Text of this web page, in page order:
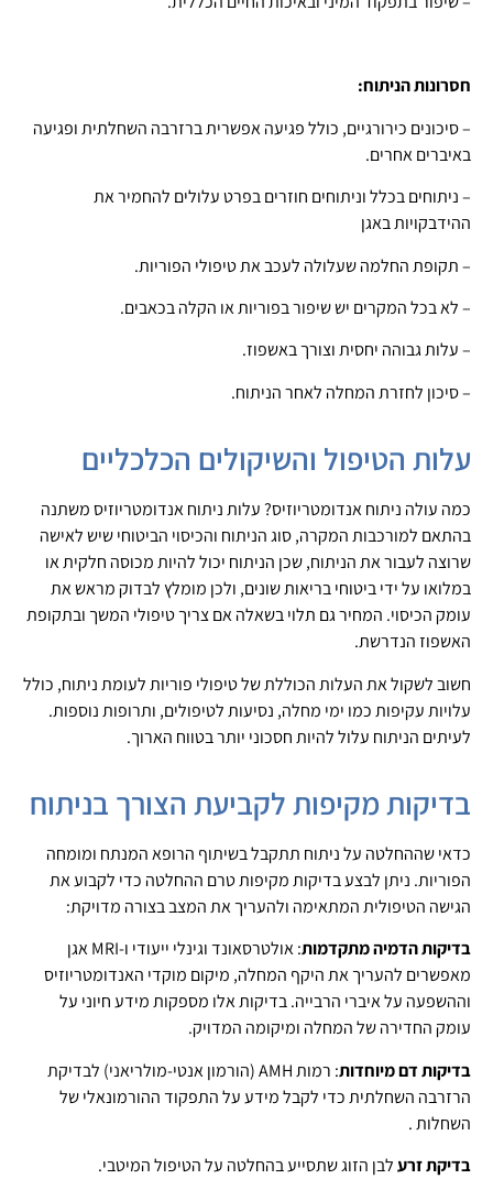
חסרונות הניתוח:
– סיכונים כירורגיים, כולל פגיעה אפשרית ברזרבה השחלתית ופגיעה
באיברים אחרים.
– ניתוחים בכלל וניתוחים חוזרים בפרט עלולים להחמיר את
ההידבקויות באגן
– תקופת החלמה שעלולה לעכב את טיפולי הפוריות.
– לא בכל המקרים יש שיפור בפוריות או הקלה בכאבים.
– עלות גבוהה יחסית וצורך באשפוז.
– סיכון לחזרת המחלה לאחר הניתוח.
עלות הטיפול והשיקולים הכלכליים
כמה עולה ניתוח אנדומטריוזיס? עלות ניתוח אנדומטריוזיס משתנה
בהתאם למורכבות המקרה, סוג הניתוח והכיסוי הביטוחי שיש לאישה
שרוצה לעבור את הניתוח, שכן הניתוח יכול להיות מכוסה חלקית או
במלואו על ידי ביטוחי בריאות שונים, ולכן מומלץ לבדוק מראש את
עומק הכיסוי. המחיר גם תלוי בשאלה אם צריך טיפולי המשך ובתקופת
האשפוז הנדרשת.
חשוב לשקול את העלות הכוללת של טיפולי פוריות לעומת ניתוח, כולל
עלויות עקיפות כמו ימי מחלה, נסיעות לטיפולים, ותרופות נוספות.
לעיתים הניתוח עלול להיות חסכוני יותר בטווח הארוך.
בדיקות מקיפות לקביעת הצורך בניתוח
כדאי שההחלטה על ניתוח תתקבל בשיתוף הרופא המנתח ומומחה
הפוריות. ניתן לבצע בדיקות מקיפות טרם ההחלטה כדי לקבוע את
הגישה הטיפולית המתאימה ולהעריך את המצב בצורה מדויקת:
בדיקות הדמיה מתקדמות
: אולטרסאונד וגינלי ייעודי ו-MRI אגן
מאפשרים להעריך את היקף המחלה, מיקום מוקדי האנדומטריוזיס
וההשפעה על איברי הרבייה. בדיקות אלו מספקות מידע חיוני על
עומק החדירה של המחלה ומיקומה המדויק.
בדיקות דם מיוחדות
: רמות AMH (הורמון אנטי-מולריאני) לבדיקת
הרזרבה השחלתית כדי לקבל מידע על התפקוד ההורמונאלי של
השחלות .
בדיקת זרעלבן הזוג שתסייע בהחלטה על הטיפול המיטבי.